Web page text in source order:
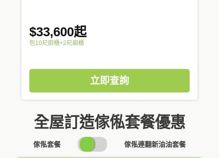
$33,600起
包10尺廚櫃+2尺廁櫃
立即查詢
全屋訂造傢俬套餐優惠
傢俬套餐
SWITCH
PRICING
傢俬連翻新油油套餐